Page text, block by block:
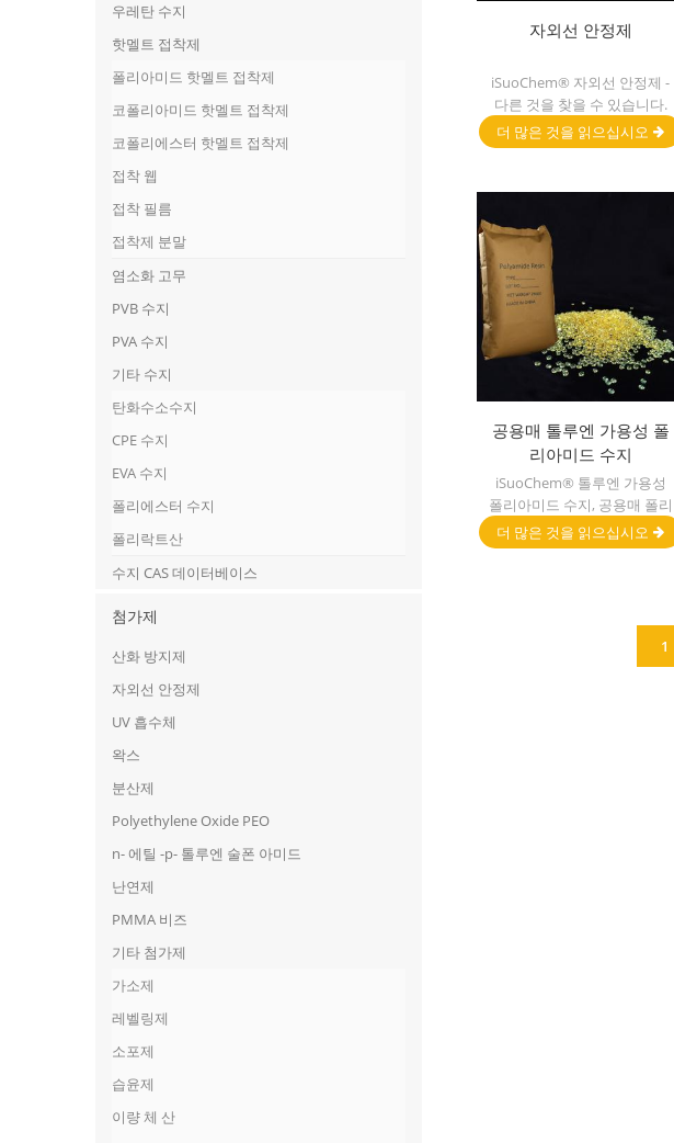
우레탄 수지
핫멜트 접착제
폴리아미드 핫멜트 접착제
코폴리아미드 핫멜트 접착제
코폴리에스터 핫멜트 접착제
접착 웹
접착 필름
접착제 분말
염소화 고무
PVB 수지
PVA 수지
기타 수지
탄화수소수지
CPE 수지
EVA 수지
폴리에스터 수지
폴리락트산
수지 CAS 데이터베이스
첨가제
산화 방지제
자외선 안정제
UV 흡수체
왁스
분산제
Polyethylene Oxide PEO
n- 에틸 -p- 톨루엔 술폰 아미드
난연제
PMMA 비즈
기타 첨가제
가소제
레벨링제
소포제
습윤제
이량 체 산
자외선 안정제
iSuoChem® 자외선 안정제 -
다른 것을 찾을 수 있습니다.
액체 형태, 분말 형태, 과립 형
태, 및 과립 형태와 같은 물리
더 많은 것을 읽으십시오
공용매 톨루엔 가용성 폴
리아미드 수지
iSuoChem® 톨루엔 가용성
폴리아미드 수지, 공용매 폴리
아미드 수지, 또는 벤젠 가용
성 폴리아미드 수지.라고도 함
더 많은 것을 읽으십시오
1